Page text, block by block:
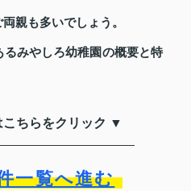
親も多いでしょう。
みやしろ幼稚園の概要と特
ちらをクリック ▼
一覧へ進む